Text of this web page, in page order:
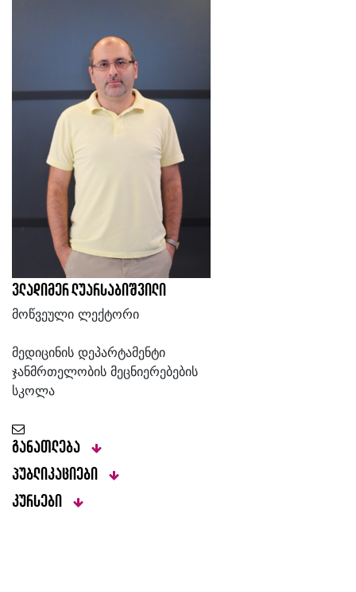
ვლადიმერ ლუარსაბიშვილი
მოწვეული ლექტორი
მედიცინის დეპარტამენტი
ჯანმრთელობის მეცნიერებების
სკოლა
განათლება
პუბლიკაციები
კურსები